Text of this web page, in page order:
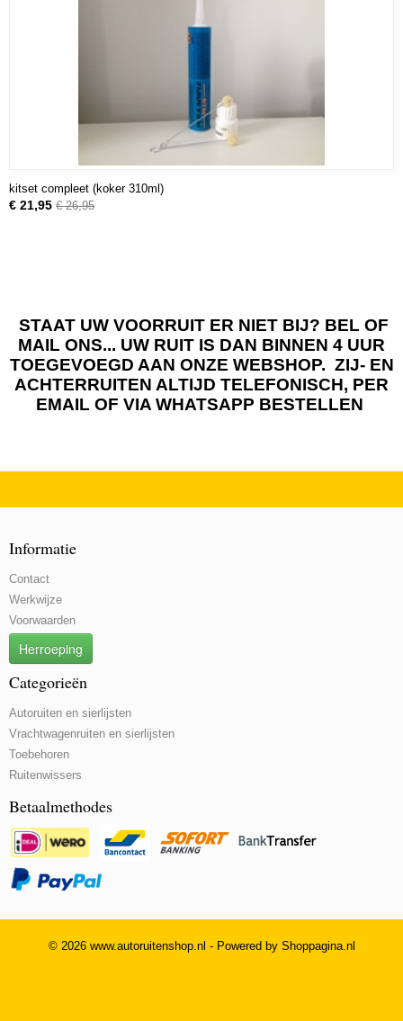
kitset compleet (koker 310ml)
€ 21,95 € 26,95
STAAT UW VOORRUIT ER NIET BIJ? BEL OF
MAIL ONS... UW RUIT IS DAN BINNEN 4 UUR
TOEGEVOEGD AAN ONZE WEBSHOP. ZIJ- EN
ACHTERRUITEN ALTIJD TELEFONISCH, PER
EMAIL OF VIA WHATSAPP BESTELLEN
Informatie
Contact
Werkwijze
Voorwaarden
Herroeping
Categorieën
Autoruiten en sierlijsten
Vrachtwagenruiten en sierlijsten
Toebehoren
Ruitenwissers
Betaalmethodes
© 2026 www.autoruitenshop.nl - Powered by Shoppagina.nl